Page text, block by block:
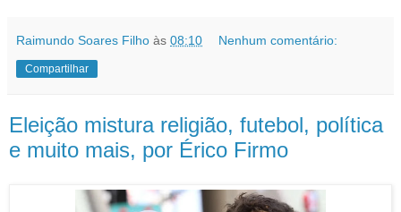
Raimundo Soares Filho às 08:10 Nenhum comentário:
Compartilhar
Eleição mistura religião, futebol, política
e muito mais, por Érico Firmo